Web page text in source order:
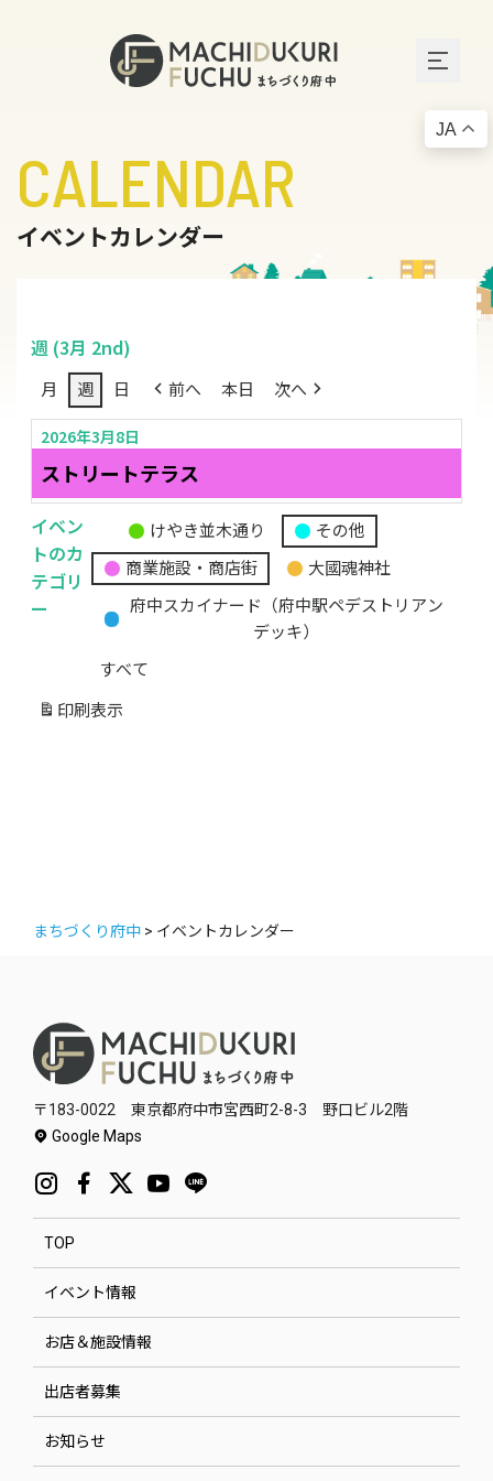
CALENDAR
イベントカレンダー
週 (3月 2nd)
月 週 日 前へ 本日 次へ
2026年3月8日
ストリートテラス
イベン
トのカ
テゴリ
ー
題
カ
ゴ
リ
けやき並木通り
その他
商業施設・商店街
大國魂神社
府中スカイナード（府中駅ペデストリアン
デッキ）
すべて
印刷 表示
まちづくり府中 > イベントカレンダー
〒183-0022 東京都府中市宮西町2-8-3 野口ビル2階
Google Maps
TOP
イベント情報
お店＆施設情報
出店者募集
お知らせ
JA